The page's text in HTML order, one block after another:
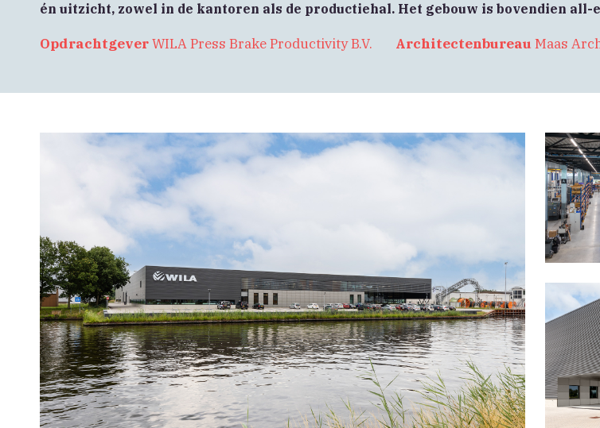
én uitzicht, zowel in de kantoren als de productiehal. Het gebouw is bovendien all-
OpdrachtgeverWILA Press Brake Productivity B.V. Architectenbureau Maas